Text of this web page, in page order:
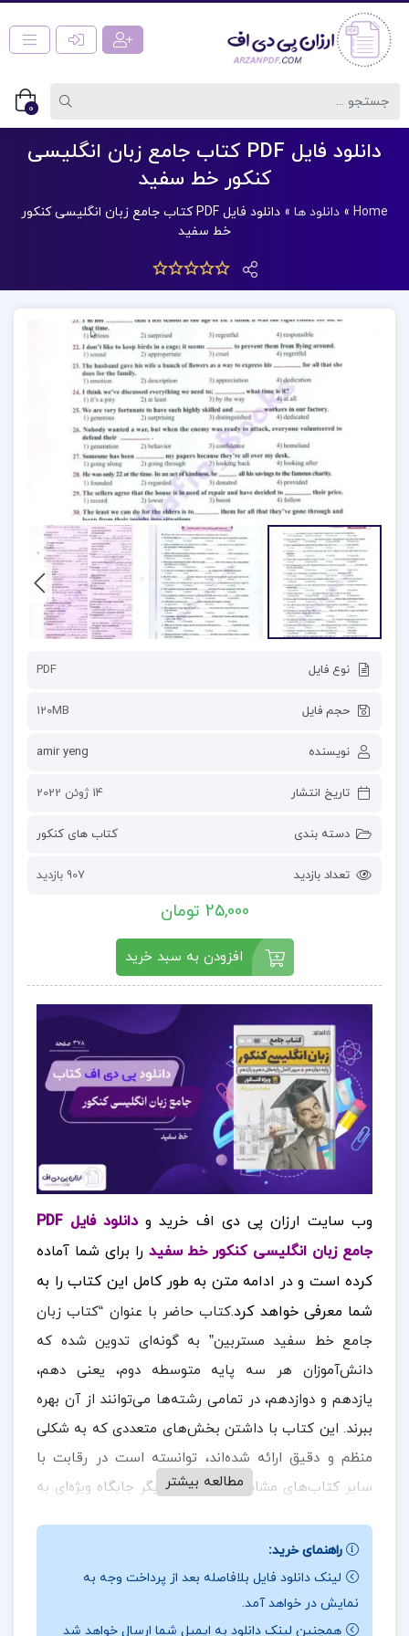
0
دانلود فایل PDF کتاب جامع زبان انگلیسی
کنکور خط سفید
Home
» دانلود ها »
دانلود فایل PDF کتاب جامع زبان انگلیسی کنکور
خط سفید
نوع فایل PDF
حجم فایل 120MB
نویسنده amir yeng
تاریخ انتشار 14 ژوئن 2022
دسته بندی کتاب های کنکور
تعداد بازدید 907 بازدید
25,000 تومان
افزودن به سبد خرید
وب سایت ارزان پی دی اف خرید و
دانلود فایل PDF
جامع زبان انگلیسی کنکور خط سفیدرا برای شما آماده
کرده است و در ادامه متن به طور کامل این کتاب را به
شما معرفی خواهد کرد.کتاب حاضر با عنوان “کتاب زبان
جامع خط سفید مستربین” به گونه‌ای تدوین شده که
دانش‌آموزان هر سه پایه متوسطه دوم، یعنی دهم،
یازدهم و دوازدهم، در تمامی رشته‌ها می‌توانند از آن بهره
ببرند. این کتاب با داشتن بخش‌های متعددی که به شکلی
منظم و دقیق ارائه شده‌اند، توانسته است در رقابت با
سایر کتاب‌های مشابه از انتشارات دیگر جایگاه ویژه‌ای به
دانش‌آموزان کمک می‌کند تا مفاهیم درسی را به طور کامل
و دقیق فراگیرند.هر درس به گونه‌ای طراحی شده که فرآیند
یادگیری را تسهیل کرده و با ارائه تمرین‌ها و مثال‌های
مطالعه بیشتر
راهنمای خرید:
لینک دانلود فایل بلافاصله بعد از پرداخت وجه به
نمایش در خواهد آمد.
همچنین لینک دانلود به ایمیل شما ارسال خواهد شد